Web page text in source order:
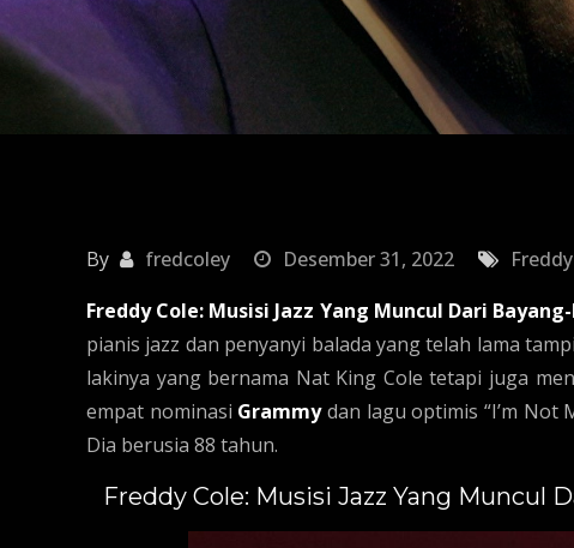
By fredcoley Desember 31, 2022
Freddy Cole: Musisi Jazz Yang Muncul Dari
pianis jazz dan penyanyi balada yang telah lama
lakinya yang bernama Nat King Cole tetapi juga
empat nominasi Grammy dan lagu optimis “I’m Not
Dia berusia 88 tahun.
Freddy Cole: Musisi Jazz Yang Muncul